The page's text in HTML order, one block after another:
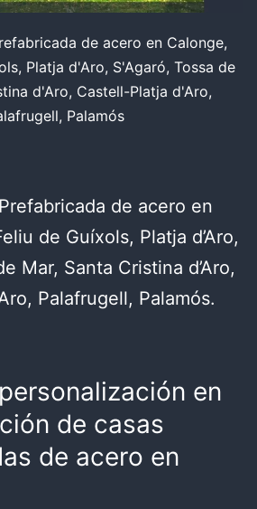
de acero en Calonge,
Platja d'Aro, S'Agaró, Tossa de
d'Aro, Castell-Platja d'Aro,
Palamós
de acero en
de Guíxols, Platja d’Aro,
Mar, Santa Cristina d’Aro,
Palafrugell, Palamós.
en
de casas
de acero en